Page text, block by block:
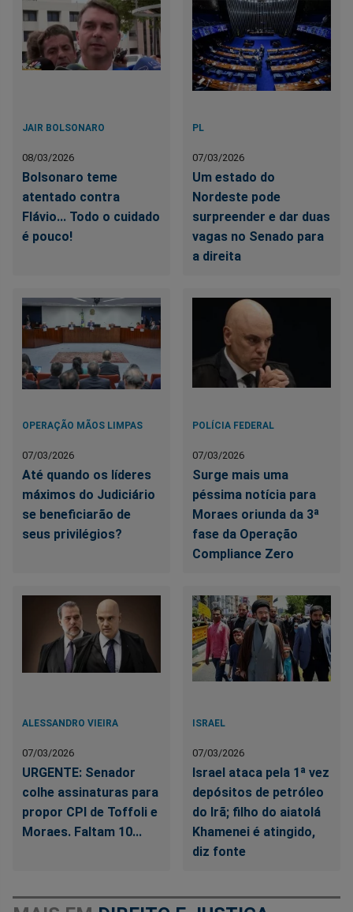
JAIR BOLSONARO
08/03/2026
Bolsonaro teme
atentado contra
Flávio... Todo o cuidado
é pouco!
PL
07/03/2026
Um estado do
Nordeste pode
surpreender e dar duas
vagas no Senado para
a direita
OPERAÇÃO MÃOS LIMPAS
07/03/2026
Até quando os líderes
máximos do Judiciário
se beneficiarão de
seus privilégios?
POLÍCIA FEDERAL
07/03/2026
Surge mais uma
péssima notícia para
Moraes oriunda da 3ª
fase da Operação
Compliance Zero
ALESSANDRO VIEIRA
07/03/2026
URGENTE: Senador
colhe assinaturas para
propor CPI de Toffoli e
Moraes. Faltam 10...
ISRAEL
07/03/2026
Israel ataca pela 1ª vez
depósitos de petróleo
do Irã; filho do aiatolá
Khamenei é atingido,
diz fonte